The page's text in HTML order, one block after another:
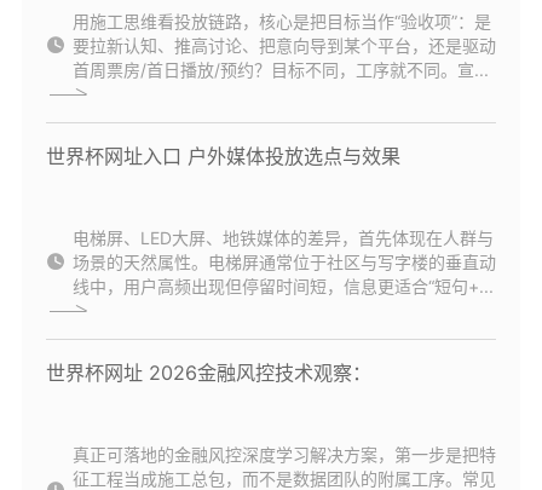
用施工思维看投放链路，核心是把目标当作“验收项”：是
要拉新认知、推高讨论、把意向导到某个平台，还是驱动
首周票房/首日播放/预约？目标不同，工序就不同。宣...
世界杯网址入口 户外媒体投放选点与效果
电梯屏、LED大屏、地铁媒体的差异，首先体现在人群与
场景的天然属性。电梯屏通常位于社区与写字楼的垂直动
线中，用户高频出现但停留时间短，信息更适合“短句+...
世界杯网址 2026金融风控技术观察：
真正可落地的金融风控深度学习解决方案，第一步是把特
征工程当成施工总包，而不是数据团队的附属工序。常见